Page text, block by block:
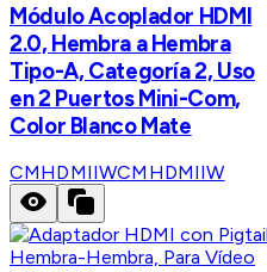
Módulo Acoplador HDMI
2.0, Hembra a Hembra
Tipo-A, Categoría 2, Uso
en 2 Puertos Mini-Com,
Color Blanco Mate
CMHDMIIWCMHDMIIW